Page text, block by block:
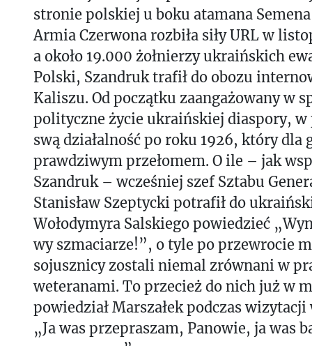
stronie polskiej u boku atamana
Armia Czerwona rozbiła siły URL w
a około 19.000 żołnierzy ukraińskich
Polski, Szandruk trafił do obozu
Kaliszu. Od początku zaangażowany w
polityczne życie ukraińskiej diaspory, w
swą działalność po roku 1926, który dla
prawdziwym przełomem. O ile – jak
Szandruk – wcześniej szef Sztabu
Stanisław Szeptycki potrafił do
Wołodymyra Salskiego powiedzieć
wy szmaciarze!”, o tyle po przewrocie
sojusznicy zostali niemal zrównani w
weteranami. To przecież do nich już w
powiedział Marszałek podczas
„Ja was przepraszam, Panowie, ja was